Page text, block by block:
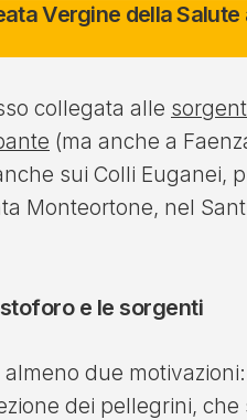
Vergine della Salute
collegata alle
(ma anche a
sui Colli Euganei,
Monteortone, nel
e le sorgenti
due
dei pellegrini, che